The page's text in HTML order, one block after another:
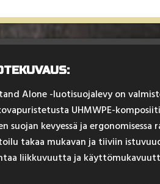
Alo­ne -luo­ti­suo­ja­le­vy on
UHMW­PE-
suo­jan ke­vyes­sä ja
ta­kaa mu­ka­van ja tii­viin
liik­ku­vuut­ta ja